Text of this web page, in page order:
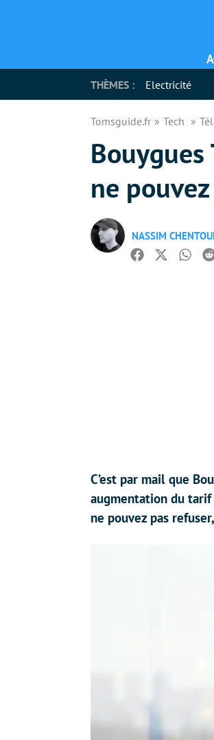
THÈMES : Electricité
Tomsguide.fr Tech
ne
NASSIM
Facebook
Twitter
C’est par mail que
augmentation du tarif
ne pouvez pas